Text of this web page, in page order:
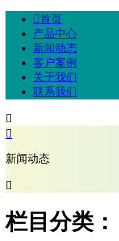
首页
产品中心
新闻动态
客户案例
关于我们
联系我们


新闻动态

栏目分类：